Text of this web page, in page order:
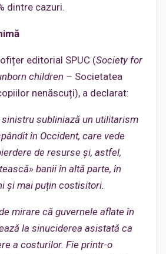
dintre cazuri.
editorial SPUC (Society for
children – Societatea
nenăscuți), a declarat:
subliniază un utilitarism
în Occident, care vede
de resurse și, astfel,
banii în altă parte, în
și mai puțin costisitori.
mirare că guvernele aflate în
la sinuciderea asistată ca
a costurilor. Fie printr-o